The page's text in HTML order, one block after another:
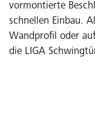
vormontierte
schnellen Einbau.
Wandprofil oder
die LIGA